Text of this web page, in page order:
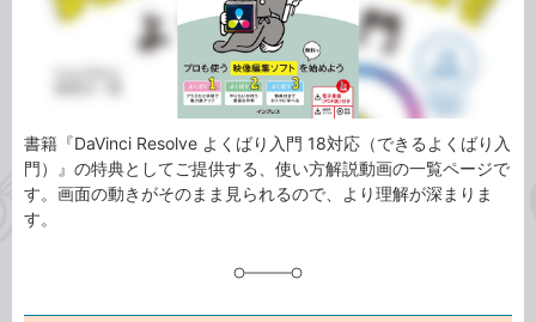
書籍『DaVinci Resolve よくばり入門 18対応（できるよくばり入
門）』の特典としてご提供する、使い方解説動画の一覧ページで
す。画面の動きがそのまま見られるので、より理解が深まりま
す。